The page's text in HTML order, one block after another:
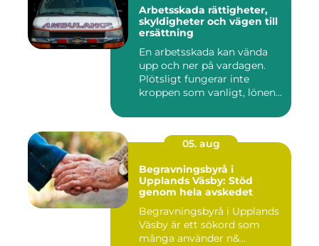
Arbetsskada rättigheter,
skyldigheter och vägen till
ersättning
En arbetsskada kan vända
upp och ner på vardagen.
Plötsligt fungerar inte
kroppen som vanligt, lönen...
05. aug
Begravningsbyrå i
Upplands Väsby: Stöd
genom hela avskedet
Begravningsbyrå i Upplands
Väsby är ett sökord som
många använder n&...